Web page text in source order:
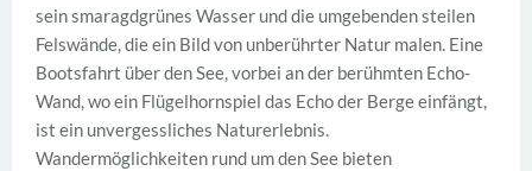
sein smaragdgrünes Wasser und die umgebenden steilen
Felswände, die ein Bild von unberührter Natur malen. Eine
Bootsfahrt über den See, vorbei an der berühmten Echo-
Wand, wo ein Flügelhornspiel das Echo der Berge einfängt,
ist ein unvergessliches Naturerlebnis.
Wandermöglichkeiten rund um den See bieten